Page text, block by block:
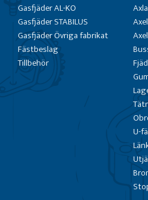
Gasfjäder AL-KO
Gasfjäder STABILUS
Gasfjäder Övriga fabrikat
Fästbeslag
Tillbehör
U-